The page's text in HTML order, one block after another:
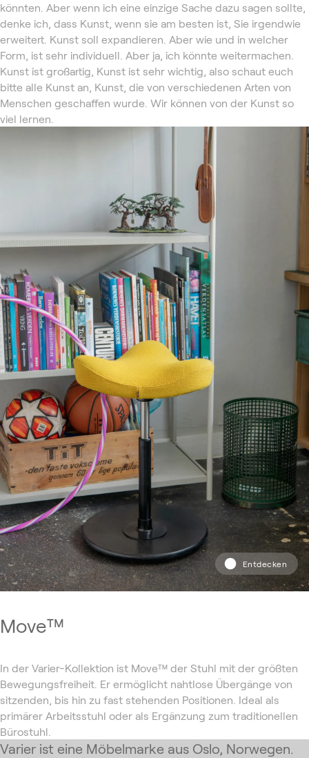
könnten. Aber wenn ich eine einzige Sache dazu sagen sollte,
denke ich, dass Kunst, wenn sie am besten ist, Sie irgendwie
erweitert. Kunst soll expandieren. Aber wie und in welcher
Form, ist sehr individuell. Aber ja, ich könnte weitermachen.
Kunst ist großartig, Kunst ist sehr wichtig, also schaut euch
bitte alle Kunst an, Kunst, die von verschiedenen Arten von
Menschen geschaffen wurde. Wir können von der Kunst so
viel lernen.
Entdecken
Move™️
In der Varier-Kollektion ist Move™ der Stuhl mit der größten
Bewegungsfreiheit. Er ermöglicht nahtlose Übergänge von
sitzenden, bis hin zu fast stehenden Positionen. Ideal als
primärer Arbeitsstuhl oder als Ergänzung zum traditionellen
Bürostuhl.
Varier ist eine Möbelmarke aus Oslo, Norwegen.